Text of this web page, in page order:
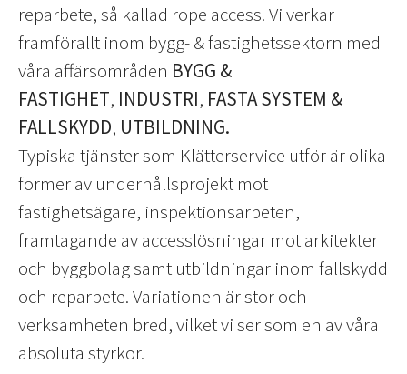
reparbete, så kallad rope access. Vi verkar
framförallt inom bygg- & fastighetssektorn med
våra affärsområden BYGG &
FASTIGHET, INDUSTRI, FASTA SYSTEM &
FALLSKYDD, UTBILDNING.
Typiska tjänster som Klätterservice utför är olika
former av underhållsprojekt mot
fastighetsägare, inspektionsarbeten,
framtagande av accesslösningar mot arkitekter
och byggbolag samt utbildningar inom fallskydd
och reparbete. Variationen är stor och
verksamheten bred, vilket vi ser som en av våra
absoluta styrkor.